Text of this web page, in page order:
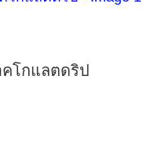
โกแลตดริป